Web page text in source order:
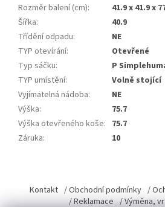
Rozměr balení (cm):
41.9 x 41.9 x
Šířka:
40.9
Třídění odpadu:
NE
TYP otevírání:
Otevřené
Typ sáčku:
P
TYP umístění:
Volně stojící
Vyjímatelná nádoba:
NE
Výška:
75.7
Výška otevřeného koše: 75.7
Záruka: 10
Kontakt / Obchodní podmínky /
/ Reklamace / Výměna,